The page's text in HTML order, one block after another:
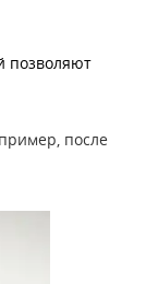
позволяют
после